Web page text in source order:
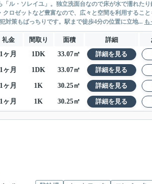
ル・ソレイユ」。独立洗面台なので床が水で濡れたり
ロゼットなど豊富なので、広々と空間を利用すること
対策もばっちりです。駅まで徒歩4分の位置に立地... も
礼金 間取り 面積 詳細
1ヶ月 1DK 33.07㎡ 詳細を見る
1ヶ月 1DK 33.07㎡ 詳細を見る
1ヶ月 1K 30.25㎡ 詳細を見る
1ヶ月 1K 30.25㎡ 詳細を見る